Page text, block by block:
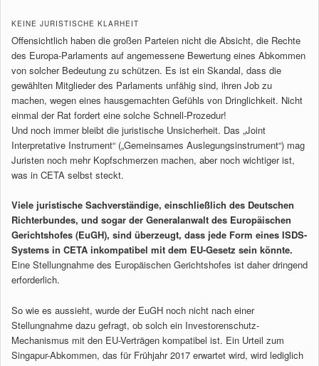
KEINE JURISTISCHE KLARHEIT
Offensichtlich haben die großen Parteien nicht die Absicht, die Rechte
des Europa-Parlaments auf angemessene Bewertung eines Abkommen
von solcher Bedeutung zu schützen. Es ist ein Skandal, dass die
gewählten Mitglieder des Parlaments unfähig sind, ihren Job zu
machen, wegen eines hausgemachten Gefühls von Dringlichkeit. Nicht
einmal der Rat fordert eine solche Schnell-Prozedur!
Und noch immer bleibt die juristische Unsicherheit. Das „Joint
Interpretative Instrument“ („Gemeinsames Auslegungsinstrument“) mag
Juristen noch mehr Kopfschmerzen machen, aber noch wichtiger ist,
was in CETA selbst steckt.
Viele juristische Sachverständige, einschließlich des Deutschen
Richterbundes, und sogar der Generalanwalt des Europäischen
Gerichtshofes (EuGH), sind überzeugt, dass jede Form eines ISDS-
Systems in CETA inkompatibel mit dem EU-Gesetz sein könnte.
Eine Stellungnahme des Europäischen Gerichtshofes ist daher dringend
erforderlich.
So wie es aussieht, wurde der EuGH noch nicht nach einer
Stellungnahme dazu gefragt, ob solch ein Investorenschutz-
Mechanismus mit den EU-Verträgen kompatibel ist. Ein Urteil zum
Singapur-Abkommen, das für Frühjahr 2017 erwartet wird, wird lediglich